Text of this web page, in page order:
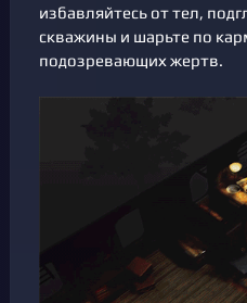
избавляйтесь от тел,
скважины и шарьте по
подозревающих жертв.